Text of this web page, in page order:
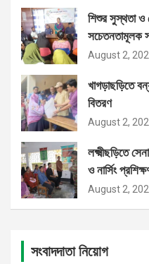
শিশুর সুস্থতা ও
সচেতনতামূলক
August 2,
খাগড়াছড়িতে
বিতরণ
August 2,
লক্ষ্মীছড়িতে
ও নার্সিং
August 2,
সংবাদদাতা নিয়োগ